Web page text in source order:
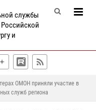
службы
и
ОМОН приняли участие в
служб региона